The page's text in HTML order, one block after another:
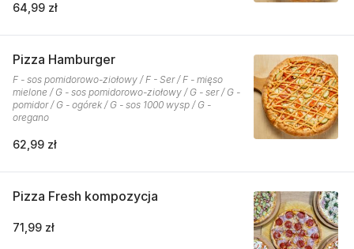
64,99 zł
Pizza Hamburger
F - sos pomidorowo-ziołowy / F - Ser / F - mięso
mielone / G - sos pomidorowo-ziołowy / G - ser / G -
pomidor / G - ogórek / G - sos 1000 wysp / G -
oregano
62,99 zł
Pizza Fresh kompozycja
71,99 zł